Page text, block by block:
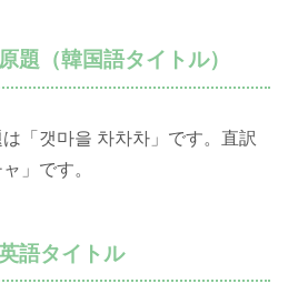
題（韓国語タイトル）
「갯마을 차차차」です。直訳
」です。
語タイトル